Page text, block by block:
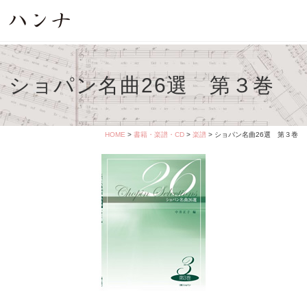
ショパン名曲26選 第３巻
HOME > 書籍・楽譜・CD> 楽譜> ショパン名曲26選 第３巻